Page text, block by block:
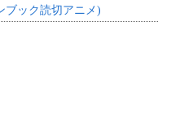
ブック読切アニメ)